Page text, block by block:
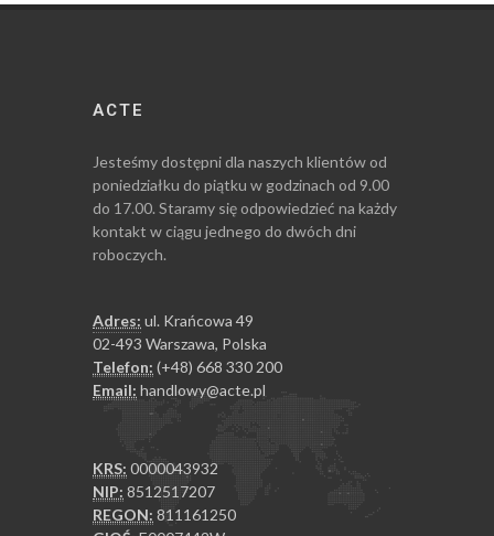
ACTE
Jesteśmy dostępni dla naszych klientów od
poniedziałku do piątku w godzinach od 9.00
do 17.00. Staramy się odpowiedzieć na każdy
kontakt w ciągu jednego do dwóch dni
roboczych.
Adres: ul. Krańcowa 49
02-493 Warszawa, Polska
Telefon: (+48) 668 330 200
Email: handlowy@acte.pl
KRS: 0000043932
NIP: 8512517207
REGON: 811161250